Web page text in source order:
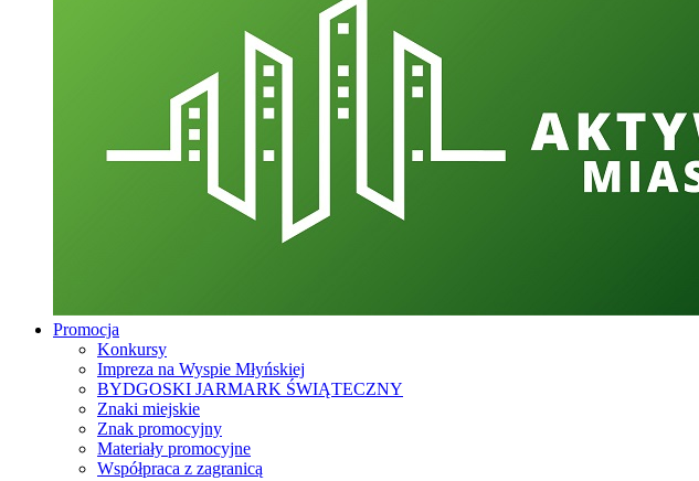
Promocja
Konkursy
Impreza na Wyspie Młyńskiej
BYDGOSKI JARMARK ŚWIĄTECZNY
Znaki miejskie
Znak promocyjny
Materiały promocyjne
Współpraca z zagranicą